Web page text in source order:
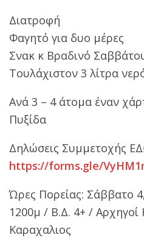
Διατροφή
Φαγητό για δυο μέρες
Σνακ κ Βραδινό
Τουλάχιστον 3 λίτρα
Ανά 3 – 4 άτομα έναν
Πυξίδα
Δηλώσεις Συμμετοχής
https://forms.gle/
Ώρες Πορείας: Σάββατο
1200μ / Β.Δ. 4+ / Αρχηγοί
Καραχαλιος